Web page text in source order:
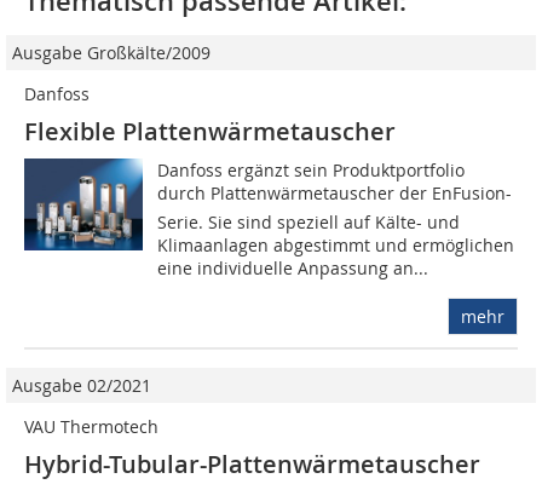
Ausgabe Großkälte/2009
Danfoss
Flexible Plattenwärmetauscher
Danfoss ergänzt sein Produktportfolio
durch Plattenwärmetauscher der EnFusion-
Serie. Sie sind speziell auf Kälte- und
Klimaanlagen abgestimmt und ermöglichen
eine individuelle Anpassung an...
mehr
Ausgabe 02/2021
VAU Thermotech
Hybrid-Tubular-Plattenwärmetauscher